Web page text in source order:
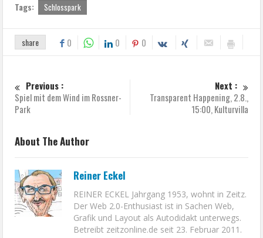
Tags: Schlosspark
share 0 0 0
Previous :
Spiel mit dem Wind im Rossner-
Park
Next :
Transparent Happening, 2.8.,
15:00, Kulturvilla
About The Author
Reiner Eckel
REINER ECKEL Jahrgang 1953, wohnt in Zeitz.
Der Web 2.0-Enthusiast ist in Sachen Web,
Grafik und Layout als Autodidakt unterwegs.
Betreibt zeitzonline.de seit 23. Februar 2011.